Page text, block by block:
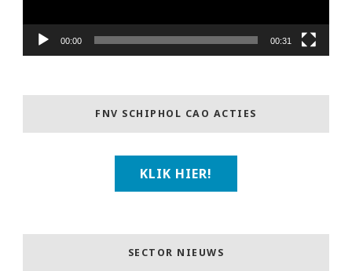
00:00 00:31
FNV SCHIPHOL CAO ACTIES
KLIK HIER!
SECTOR NIEUWS